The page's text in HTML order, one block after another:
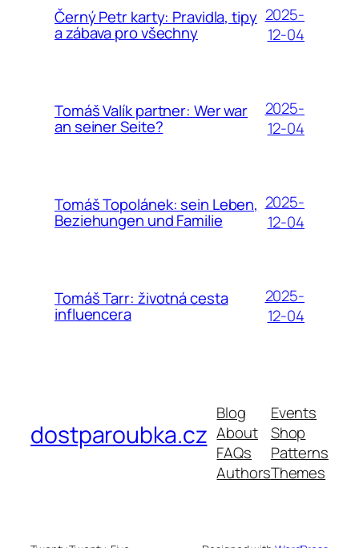
Černý Petr karty: Pravidla, tipy
a zábava pro všechny
2025-
12-04
Tomáš Valík partner: Wer war
an seiner Seite?
2025-
12-04
Tomáš Topolánek: sein Leben,
Beziehungen und Familie
2025-
12-04
Tomáš Tarr: životná cesta
influencera
2025-
12-04
dostparoubka.cz
Blog
About
FAQs
Authors
Events
Shop
Patterns
Themes